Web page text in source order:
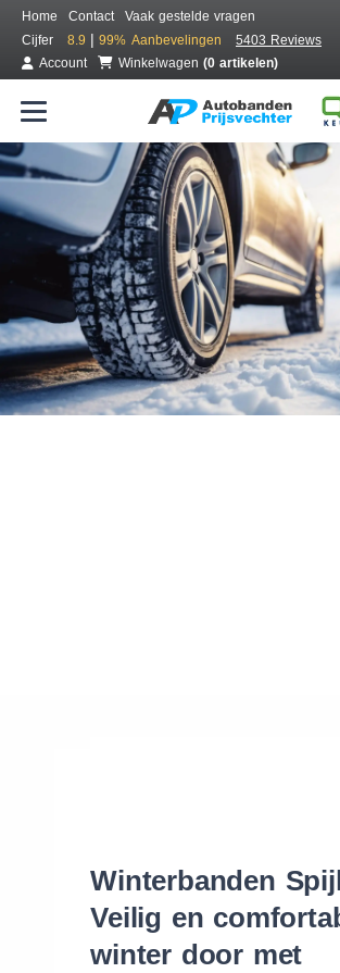
Home Contact
Vaak gestelde vragen
Cijfer
8.9 | 99% Aanbevelingen
5403 Reviews
Account
Winkelwagen (0 artikelen)
Bestel voordelig winterbanden
Gratis bezorgd of montage bij jou in de
Seizoen:
Merken:
Winterbanden
Veilig en
winter door met